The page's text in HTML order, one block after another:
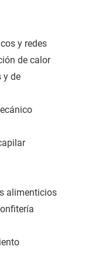
y redes
de calor
y de
alimenticios